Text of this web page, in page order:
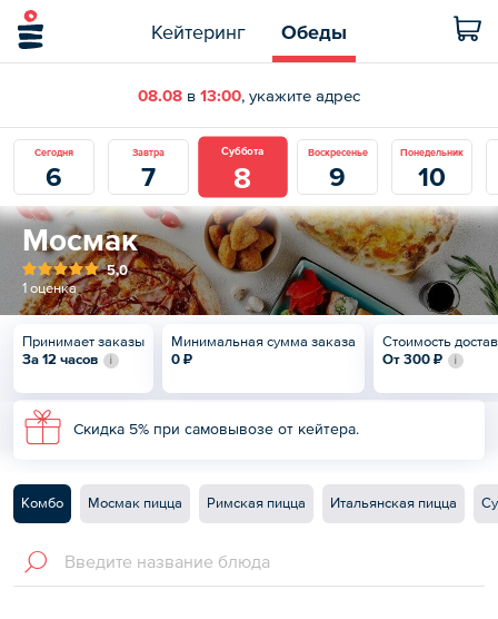
Кейтеринг Обеды
08.08 в 13:00, укажите адрес
Сегодня
6
Завтра
7
Суббота
8
Воскресенье
9
Понедельник
10
Мосмак
5,0
1 оценка
Принимает заказы
За 12 часов
Минимальная сумма заказа
0 ₽
Стоимость
От 300 ₽
Скидка 5% при самовывозе от кейтера.
Комбо Мосмак пицца Римская пицца Итальянская пицца